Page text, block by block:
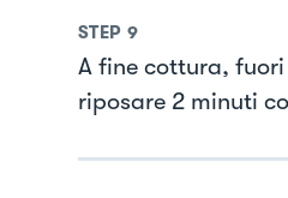
STEP 9
A fine cottura,
riposare 2 minuti